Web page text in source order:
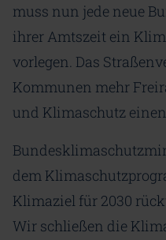
muss nun jede neue
ihrer Amtszeit ein
vorlegen. Das
Kommunen mehr
und Klimaschutz
dem
Klimaziel für 2030
Wir schließen die